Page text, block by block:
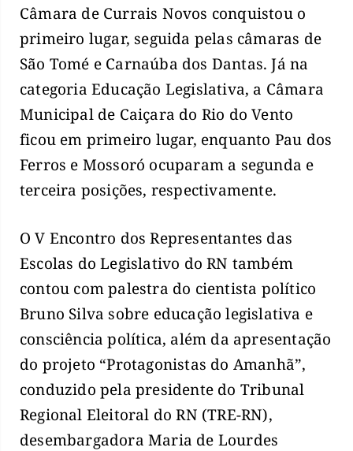
Câmara de Currais Novos conquistou o
primeiro lugar, seguida pelas câmaras de
São Tomé e Carnaúba dos Dantas. Já na
categoria Educação Legislativa, a Câmara
Municipal de Caiçara do Rio do Vento
ficou em primeiro lugar, enquanto Pau dos
Ferros e Mossoró ocuparam a segunda e
terceira posições, respectivamente.
O V Encontro dos Representantes das
Escolas do Legislativo do RN também
contou com palestra do cientista político
Bruno Silva sobre educação legislativa e
consciência política, além da apresentação
do projeto “Protagonistas do Amanhã”,
conduzido pela presidente do Tribunal
Regional Eleitoral do RN (TRE-RN),
desembargadora Maria de Lourdes